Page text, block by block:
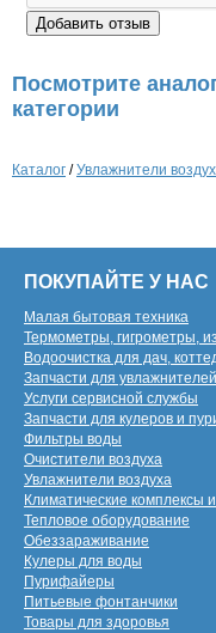
Посмотрите
категории
Каталог /Увлажнители
ПОКУПАЙТЕ У НАС
Малая бытовая техника
Термометры, гигрометры,
Водоочистка для дач,
Запчасти для
Услуги сервисной службы
Запчасти для кулеров и
Фильтры воды
Очистители воздуха
Увлажнители воздуха
Климатические комплексы
Тепловое оборудование
Обеззараживание
Кулеры для воды
Пурифайеры
Питьевые фонтанчики
Товары для здоровья